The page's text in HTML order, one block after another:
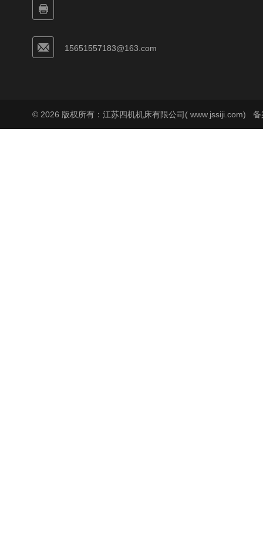
15651557183@163.com
© 2026 版权所有：江苏四机机床有限公司( www.jssiji.com) 备